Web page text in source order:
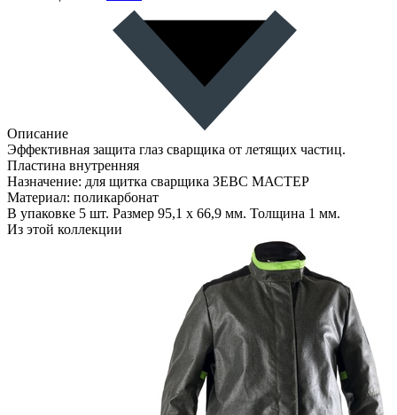
Описание
Эффективная защита глаз сварщика от летящих частиц.
Пластина внутренняя
Назначение: для щитка сварщика ЗЕВС МАСТЕР
Материал: поликарбонат
В упаковке 5 шт. Размер 95,1 х 66,9 мм. Толщина 1 мм.
Из этой коллекции